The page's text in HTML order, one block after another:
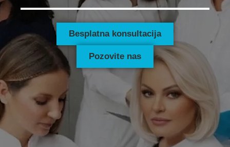
Besplatna konsultacija
Pozovite nas